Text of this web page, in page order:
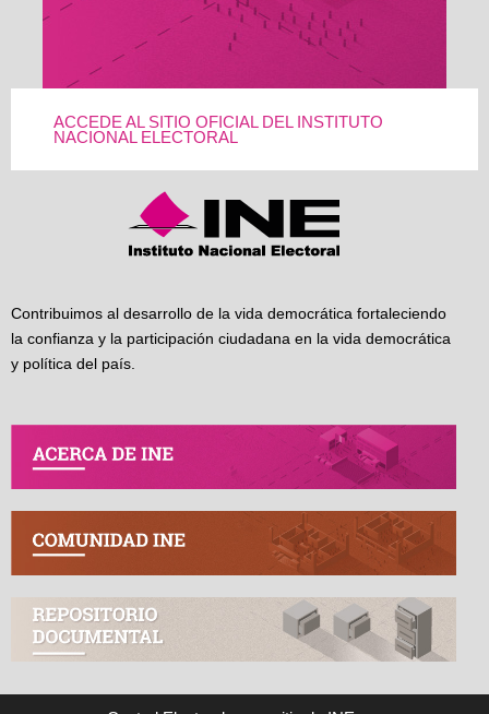
ACCEDE AL SITIO OFICIAL DEL INSTITUTO
NACIONAL ELECTORAL
Contribuimos al desarrollo de la vida democrática fortaleciendo
la confianza y la participación ciudadana en la vida democrática
y política del país.